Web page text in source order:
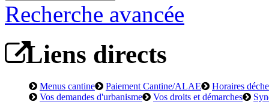
Recherche avancée
Liens directs
Menus cantine Paiement Cantine/ALAE
Horaires
Vos demandes d'urbanisme
Vos droits et démarches